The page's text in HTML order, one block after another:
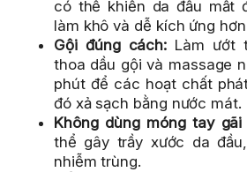
có thể khiến da đầu mất
làm khô và dễ kích ứng
Gội đúng cách: Làm ướt
thoa dầu gội và massage
phút để các hoạt chất
đó xả sạch bằng nước mát.
Không dùng móng tay gãi
thể gây trầy xước da
nhiễm trùng.